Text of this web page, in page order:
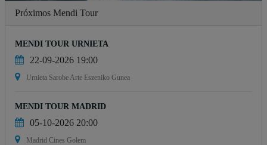
Próximos Mendi Tour
MENDI TOUR URNIETA
22-09-2026 19:00
Urnieta Sarobe Arte Eszeniko Gunea
MENDI TOUR MADRID
05-10-2026 20:00
Madrid Cines Golem